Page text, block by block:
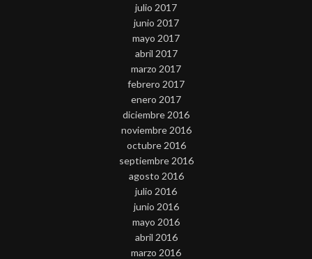
julio 2017
junio 2017
mayo 2017
abril 2017
marzo 2017
febrero 2017
enero 2017
diciembre 2016
noviembre 2016
octubre 2016
septiembre 2016
agosto 2016
julio 2016
junio 2016
mayo 2016
abril 2016
marzo 2016